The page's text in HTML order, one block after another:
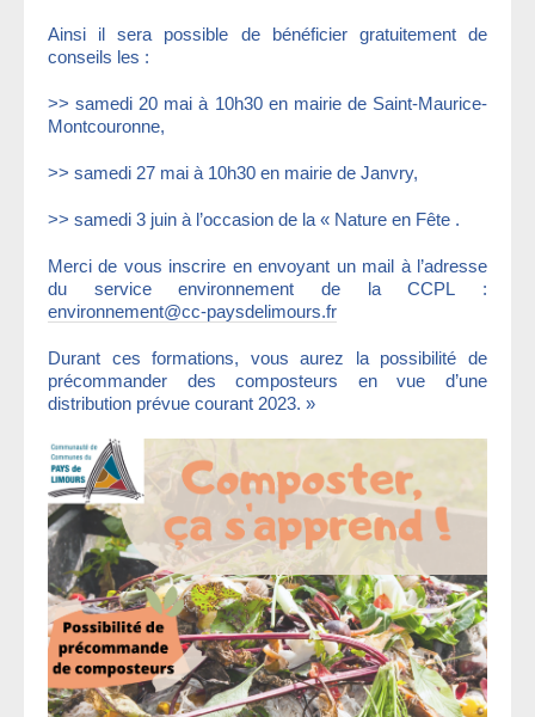
Ainsi il sera possible de bénéficier gratuitement de
conseils les :
>> samedi 20 mai à 10h30 en mairie de Saint-Maurice-
Montcouronne,
>> samedi 27 mai à 10h30 en mairie de Janvry,
>> samedi 3 juin à l’occasion de la « Nature en Fête .
Merci de vous inscrire en envoyant un mail à l’adresse
du service environnement de la CCPL :
environnement@cc-paysdelimours.fr
Durant ces formations, vous aurez la possibilité de
précommander des composteurs en vue d’une
distribution prévue courant 2023. »